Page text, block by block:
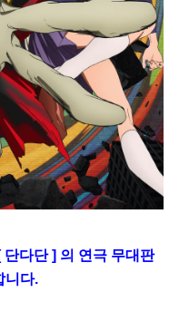
[ 단다단 ] 의 연극 무대판
니다.